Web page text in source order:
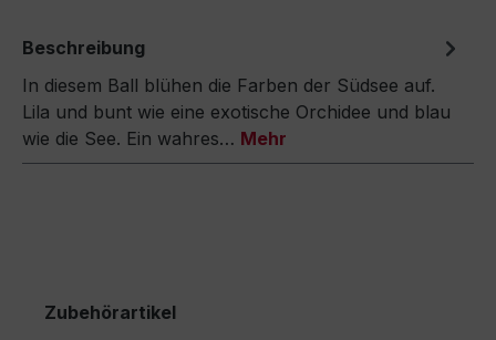
Beschreibung
In diesem Ball blühen die Farben der Südsee auf.
Lila und bunt wie eine exotische Orchidee und blau
wie die See. Ein wahres… Mehr
Zubehörartikel